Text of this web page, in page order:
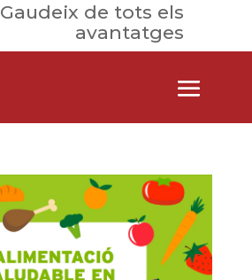
Gaudeix de tots els
avantatges